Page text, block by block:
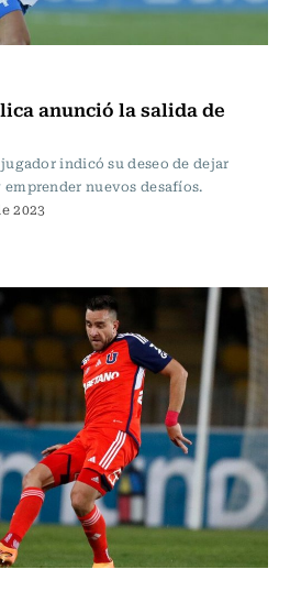
anunció la salida de
indicó su deseo de dejar
nuevos desafíos.
2023